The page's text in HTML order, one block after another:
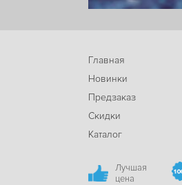
Главная
Новинки
Предзаказ
Скидки
Каталог
Лучшая
цена